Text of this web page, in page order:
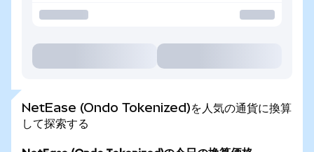
NetEase (Ondo Tokenized)を人気の通貨に換算
して探索する